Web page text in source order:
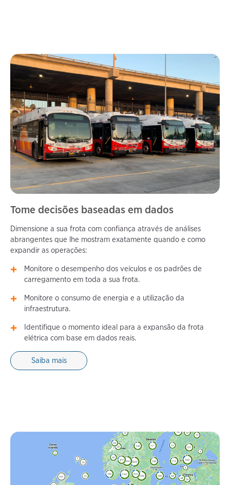
Tome decisões baseadas em dados
Dimensione a sua frota com confiança através de análises
abrangentes que lhe mostram exatamente quando e como
expandir as operações:
Monitore o desempenho dos veículos e os padrões de
carregamento em toda a sua frota.
Monitore o consumo de energia e a utilização da
infraestrutura.
Identifique o momento ideal para a expansão da frota
elétrica com base em dados reais.
Saiba mais